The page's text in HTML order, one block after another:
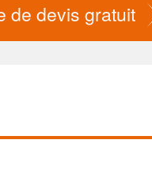
de devis gratuit